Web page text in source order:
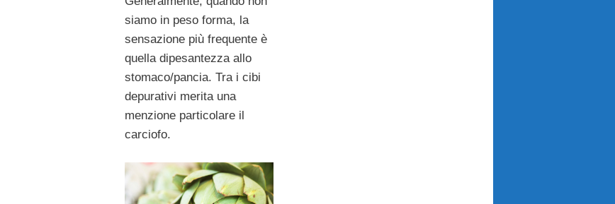
siamo in peso forma, la
sensazione più frequente è
quella dipesantezza allo
stomaco/pancia. Tra i cibi
depurativi merita una
menzione particolare il
carciofo.